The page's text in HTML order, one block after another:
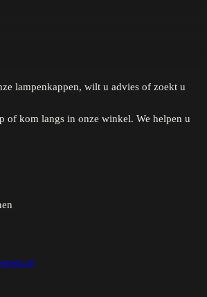
lampenkappen, wilt u advies of zoekt u
of kom langs in onze winkel. We helpen u